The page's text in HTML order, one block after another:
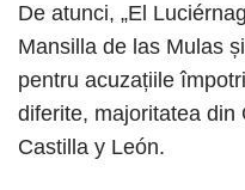
De atunci, „El
Mansilla de las Mulas
pentru acuzațiile
diferite, majoritatea din
Castilla y León.